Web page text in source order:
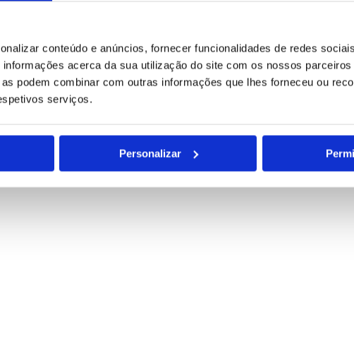
conteúdo e anúncios, fornecer funcionalidades de redes
informações acerca da sua utilização do site com os nossos
podem combinar com outras informações que lhes forneceu ou
serviços.
Personalizar